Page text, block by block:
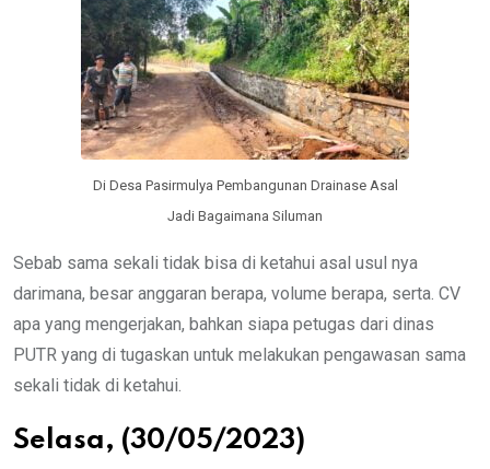
Di Desa Pasirmulya Pembangunan Drainase Asal
Jadi Bagaimana Siluman
Sebab sama sekali tidak bisa di ketahui asal usul nya
darimana, besar anggaran berapa, volume berapa, serta. CV
apa yang mengerjakan, bahkan siapa petugas dari dinas
PUTR yang di tugaskan untuk melakukan pengawasan sama
sekali tidak di ketahui.
Selasa, (30/05/2023)